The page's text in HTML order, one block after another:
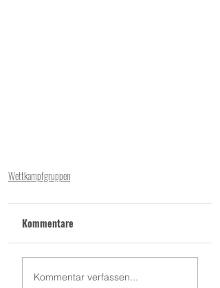
Wettkampfgruppen
Kommentare
Kommentar verfassen...